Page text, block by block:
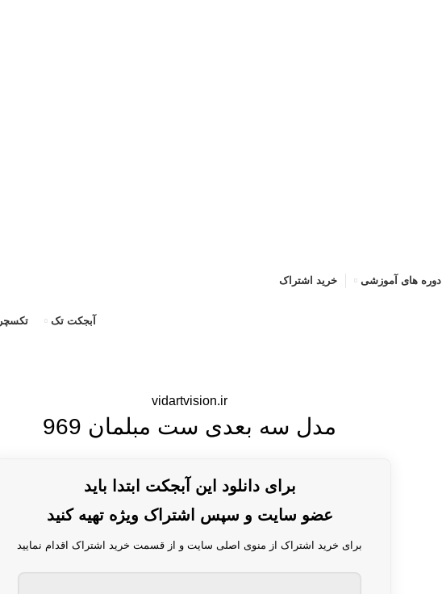
دوره های آموزشی خرید اشتراک
آبجکت تک تکسچر
vidartvision.ir
مدل سه بعدی ست مبلمان 969
برای دانلود این آبجکت ابتدا باید
عضو سایت و سپس اشتراک ویژه تهیه کنید
برای خرید اشتراک از منوی اصلی سایت و از قسمت خرید اشتراک اقدام نمایید